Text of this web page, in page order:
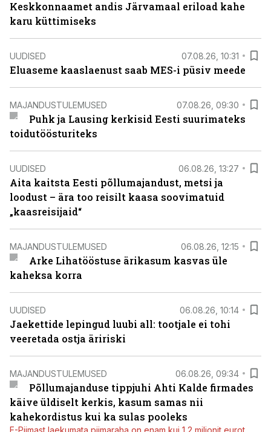
Keskkonnaamet andis Järvamaal eriload kahe
karu küttimiseks
UUDISED 07.08.26, 10:31
Eluaseme kaaslaenust saab MES-i püsiv meede
MAJANDUSTULEMUSED 07.08.26, 09:30
Puhk ja Lausing kerkisid Eesti suurimateks
toidutöösturiteks
UUDISED 06.08.26, 13:27
Aita kaitsta Eesti põllumajandust, metsi ja
loodust – ära too reisilt kaasa soovimatuid
„kaasreisijaid“
MAJANDUSTULEMUSED 06.08.26, 12:15
Arke Lihatööstuse ärikasum kasvas üle
kaheksa korra
UUDISED 06.08.26, 10:14
Jaekettide lepingud luubi all: tootjale ei tohi
veeretada ostja äririski
MAJANDUSTULEMUSED 06.08.26, 09:34
Põllumajanduse tippjuhi Ahti Kalde firmades
käive üldiselt kerkis, kasum samas nii
kahekordistus kui ka sulas pooleks
E-Piimast laekumata piimaraha on enam kui 1,2 miljonit eurot